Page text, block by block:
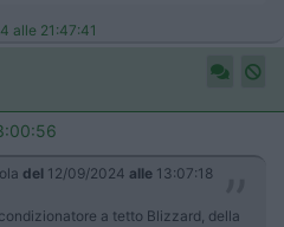
alle 21:47:41
del 12/09/2024 alle 13:07:18
a tetto Blizzard, della